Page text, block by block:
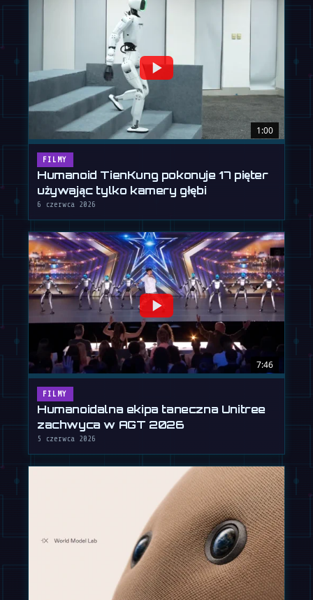
1:00
FILMY
Humanoid TienKung pokonuje 17 pięter
używając tylko kamery głębi
6 czerwca 2026
7:46
FILMY
Humanoidalna ekipa taneczna Unitree
zachwyca w AGT 2026
5 czerwca 2026